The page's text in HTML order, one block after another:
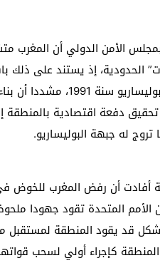
الأمن الدولي أن
الحدودية، إذ يستند على ذلك
الموقعة مع جبهة
تحقيق دفعة اقتصادية
له جبهة البوليساريو.
أن رفض المغرب للخوض في
الأمم المتحدة تقود جهودا
قد يقود المنطقة لمستقبل
كإجراء أولي لسحب